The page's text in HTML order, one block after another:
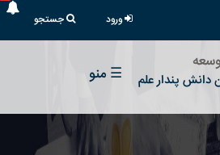
ورود جستجو
دانش پندار علم
☰ منو